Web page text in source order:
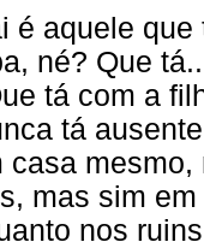
é aquele
né? Que
tá com a
tá
casa
mas sim
nos